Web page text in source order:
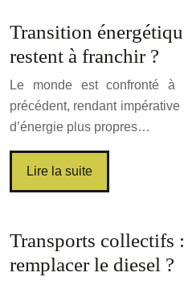
Transition
restent à franchir ?
Le monde est confronté à
précédent, rendant
d’énergie plus propres…
Lire la suite
Transports collectifs
remplacer le diesel ?